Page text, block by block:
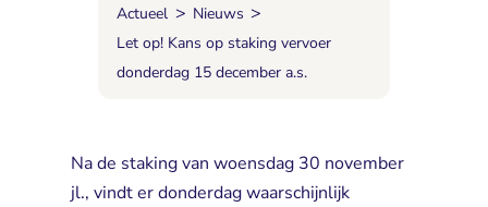
Actueel > Nieuws >
Let op! Kans op staking vervoer
donderdag 15 december a.s.
Na de staking van woensdag 30 november
jl., vindt er donderdag waarschijnlijk